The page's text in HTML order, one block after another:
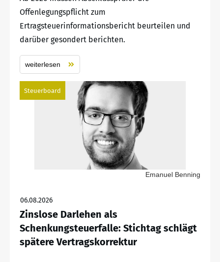
Offenlegungspflicht zum
Ertragsteuerinformationsbericht beurteilen und
darüber gesondert berichten.
weiterlesen
Steuerboard
Emanuel Benning
06.08.2026
Zinslose Darlehen als
Schenkungsteuerfalle: Stichtag schlägt
spätere Vertragskorrektur